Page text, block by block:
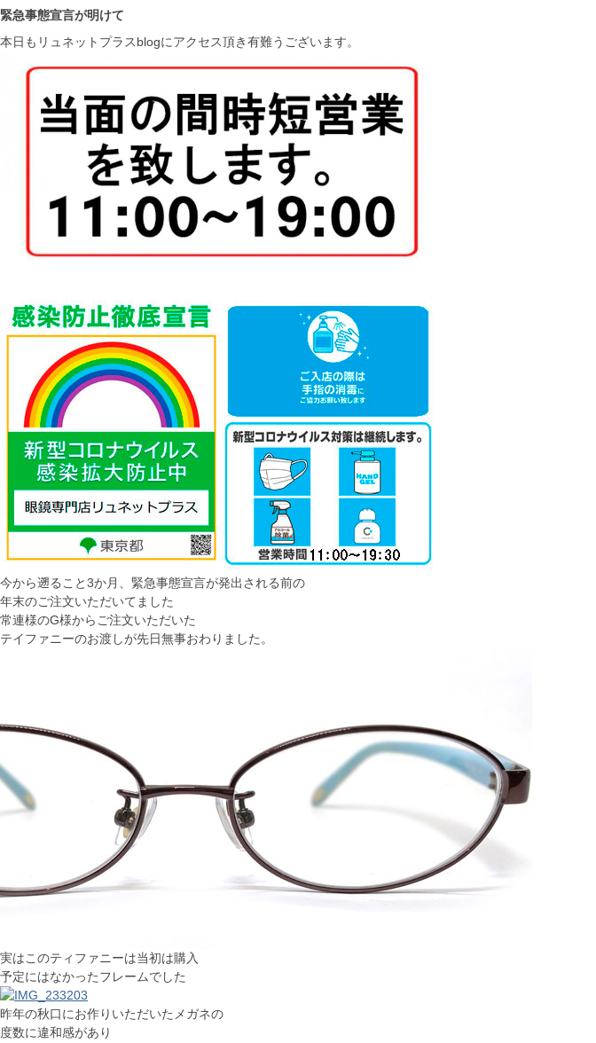
緊急事態宣言が明けて
本日もリュネットプラスblogにアクセス頂き有難うございます。
今から遡ること3か月、緊急事態宣言が発出される前の
年末のご注文いただいてました
常連様のG様からご注文いただいた
テイファニーのお渡しが先日無事おわりました。
実はこのティファニーは当初は購入
予定にはなかったフレームでした
昨年の秋口にお作りいただいたメガネの
度数に違和感があり